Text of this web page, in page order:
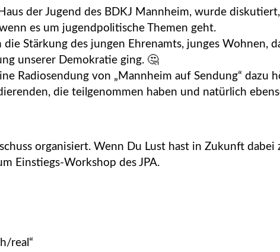
der Jugend des BDKJ Mannheim, wurde
es um jugendpolitische Themen geht.
Stärkung des jungen Ehrenamts, junges Wohnen,
unserer Demokratie ging. 🤔
Radiosendung von „Mannheim auf Sendung“ dazu
die teilgenommen haben und natürlich
organisiert. Wenn Du Lust hast in Zukunft dabei
Einstiegs-Workshop des JPA.
real“